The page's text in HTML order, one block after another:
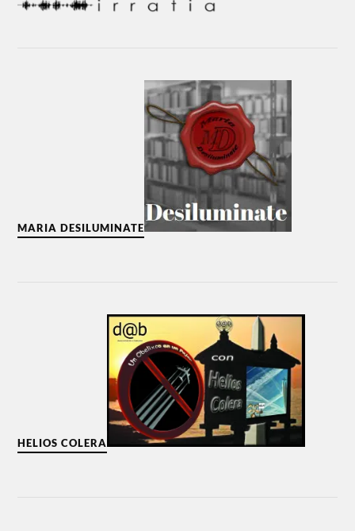
MARIA DESILUMINATE
HELIOS COLERA